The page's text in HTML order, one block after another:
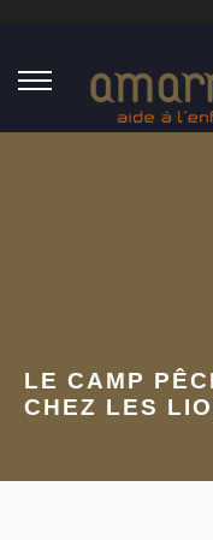
LE CAMP
CHEZ LES